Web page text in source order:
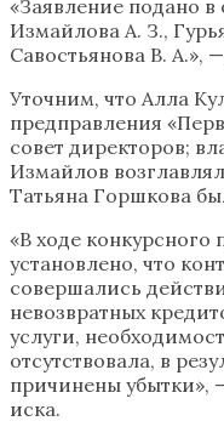
«Заявление подано
Измайлова А. З.,
Савостьянова В. А.»,
Уточним, что Алла
предправления
совет директоров;
Измайлов
Татьяна Горшкова
«В ходе конкурсного
установлено, что
совершались
невозвратных
услуги,
отсутствовала, в
причинены убытки»,
иска.